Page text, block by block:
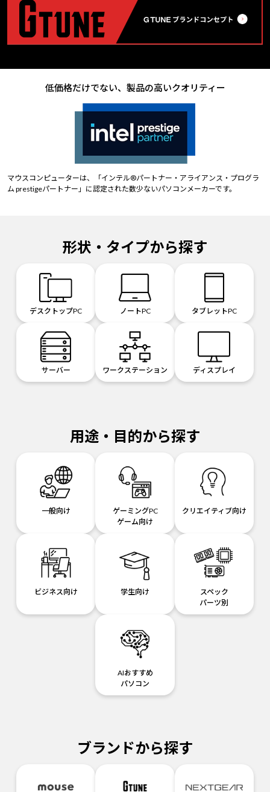
低価格だけでない、製品の高いクオリティー
マウスコンピューターは、「インテル®パートナー・アライアンス・プログラ
ム prestigeパートナー」に認定された数少ないパソコンメーカーです。
形状・タイプから探す
デスクトップPC ノートPC タブレットPC
サーバー ワークステーション ディスプレイ
用途・目的から探す
一般向け
ゲーミングPC
ゲーム向け
クリエイティブ向け
ビジネス向け 学生向け
スペック
パーツ別
AIおすすめ
パソコン
ブランドから探す